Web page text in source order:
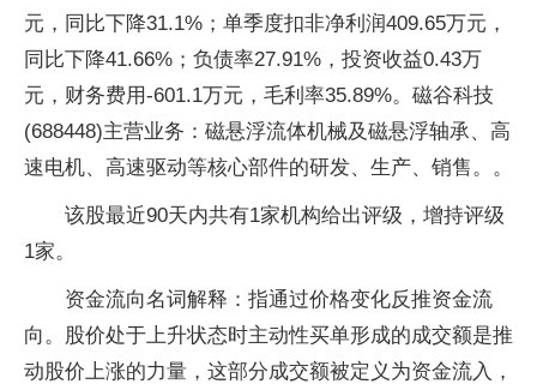
元，同比下降31.1%；单季度扣非净利润409.65万元，
同比下降41.66%；负债率27.91%，投资收益0.43万
元，财务费用-601.1万元，毛利率35.89%。磁谷科技
(688448)主营业务：磁悬浮流体机械及磁悬浮轴承、高
速电机、高速驱动等核心部件的研发、生产、销售。。
该股最近90天内共有1家机构给出评级，增持评级
1家。
资金流向名词解释：指通过价格变化反推资金流
向。股价处于上升状态时主动性买单形成的成交额是推
动股价上涨的力量，这部分成交额被定义为资金流入，